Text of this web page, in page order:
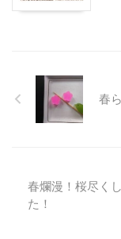
春
春爛漫！桜尽く
た！